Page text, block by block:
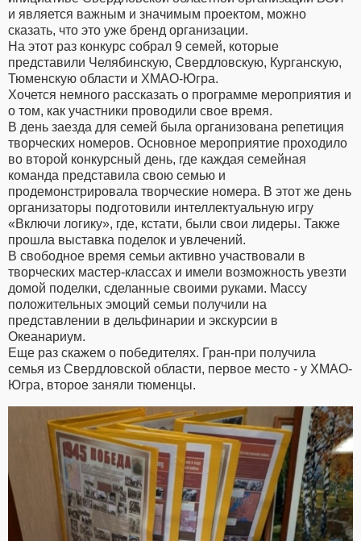
и является важным и значимым проектом, можно
сказать, что это уже бренд организации.
На этот раз конкурс собрал 9 семей, которые
представили Челябинскую, Свердловскую, Курганскую,
Тюменскую области и ХМАО-Югра.
Хочется немного рассказать о программе мероприятия и
о том, как участники проводили свое время.
В день заезда для семей была организована репетиция
творческих номеров. Основное мероприятие проходило
во второй конкурсный день, где каждая семейная
команда представила свою семью и
продемонстрировала творческие номера. В этот же день
организаторы подготовили интеллектуальную игру
«Включи логику», где, кстати, были свои лидеры. Также
прошла выставка поделок и увлечений.
В свободное время семьи активно участвовали в
творческих мастер-классах и имели возможность увезти
домой поделки, сделанные своими руками. Массу
положительных эмоций семьи получили на
представлении в дельфинарии и экскурсии в
Океанариум.
Еще раз скажем о победителях. Гран-при получила
семья из Свердловской области, первое место - у ХМАО-
Югра, второе заняли тюменцы.